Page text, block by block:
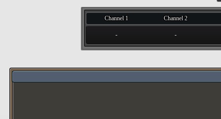
Channel 1 Channel 2
- -